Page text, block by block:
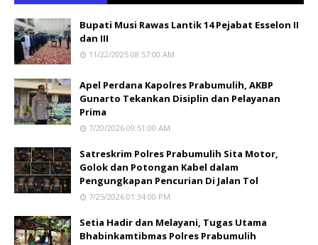
Bupati Musi Rawas Lantik 14 Pejabat Esselon II
dan III
11/22/2025 08:57:00 AM
Apel Perdana Kapolres Prabumulih, AKBP
Gunarto Tekankan Disiplin dan Pelayanan
Prima
7/20/2026 09:51:00 AM
Satreskrim Polres Prabumulih Sita Motor,
Golok dan Potongan Kabel dalam
Pengungkapan Pencurian Di Jalan Tol
7/25/2026 01:34:00 PM
Setia Hadir dan Melayani, Tugas Utama
Bhabinkamtibmas Polres Prabumulih